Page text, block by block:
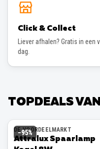
Click & Collect
Liever afhalen? Gratis in
dag.
TOPDEALS
−95%
DE VOORDEELMARKT
Attralux Spaarlamp